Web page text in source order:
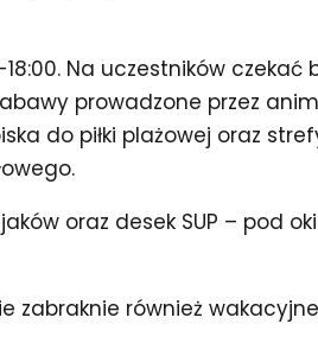
Na uczestników czekać
prowadzone przez
do piłki plażowej oraz
oraz desek SUP – pod
zabraknie również